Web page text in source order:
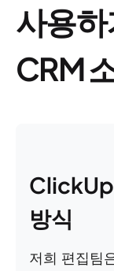
사용하
CRM
ClickUp
방식
저희 편집팀